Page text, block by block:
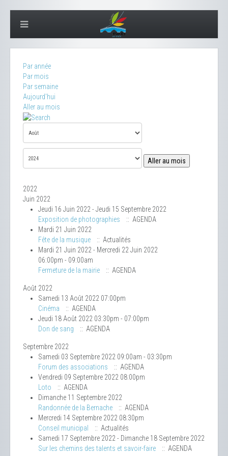
Par année
Par mois
Par semaine
Aujourd'hui
Aller au mois
Aller au mois
2022
Juin 2022
Jeudi 16 Juin 2022 - Jeudi 15 Septembre 2022
Exposition de photographies
:: AGENDA
Mardi 21 Juin 2022
Fête de la musique
:: Actualités
Mardi 21 Juin 2022 - Mercredi 22 Juin 2022
06:00pm - 09:00am
Fermeture de la mairie
:: AGENDA
Août 2022
Samedi 13 Août 2022 07:00pm
Cinéma
:: AGENDA
Jeudi 18 Août 2022 03:30pm - 07:00pm
Don de sang
:: AGENDA
Septembre 2022
Samedi 03 Septembre 2022 09:00am - 03:30pm
Forum des associations
:: AGENDA
Vendredi 09 Septembre 2022 08:00pm
Loto
:: AGENDA
Dimanche 11 Septembre 2022
Randonnée de la Bernache
:: AGENDA
Mercredi 14 Septembre 2022 08:30pm
Conseil municipal
:: Actualités
Samedi 17 Septembre 2022 - Dimanche 18 Septembre 2022
Sur les chemins des talents et savoir-faire
:: AGENDA